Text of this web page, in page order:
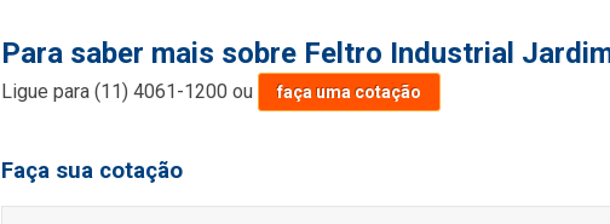
Para saber mais sobre Feltro Industrial
Ligue para(11) 4061-1200 ou faça uma cotação
Faça sua cotação